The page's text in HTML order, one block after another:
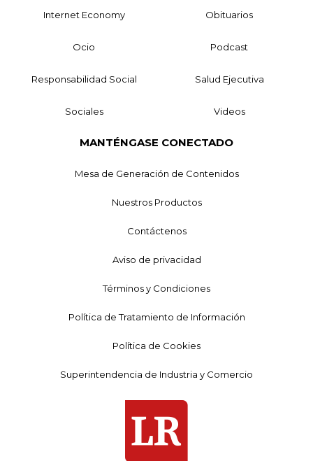
Internet Economy Obituarios
Ocio Podcast
Responsabilidad Social Salud Ejecutiva
Sociales Videos
MANTÉNGASE CONECTADO
Mesa de Generación de Contenidos
Nuestros Productos
Contáctenos
Aviso de privacidad
Términos y Condiciones
Política de Tratamiento de Información
Política de Cookies
Superintendencia de Industria y Comercio